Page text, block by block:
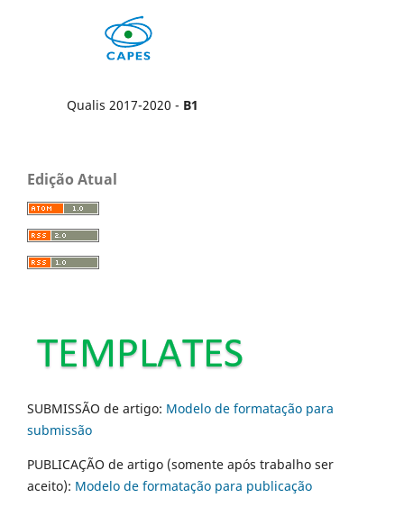
Qualis 2017-2020 - B1
Edição Atual
SUBMISSÃO de artigo: Modelo de formatação para
submissão
PUBLICAÇÃO de artigo (somente após trabalho ser
aceito): Modelo de formatação para publicação